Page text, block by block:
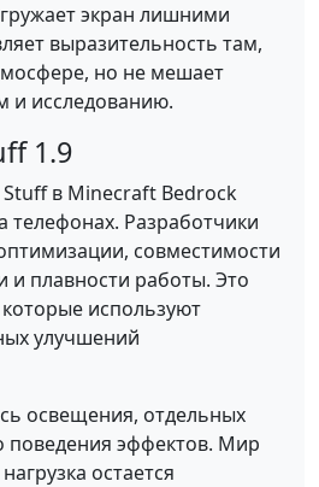
экран лишними
выразительность там,
но не мешает
и исследованию.
1.9
Stuff в Minecraft Bedrock
телефонах. Разработчики
совместимости
и плавности работы. Это
используют
улучшений
освещения, отдельных
эффектов. Мир
остается